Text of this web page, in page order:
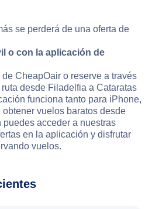
se perderá de una oferta de
o con la aplicación de
CheapOair o reserve a través
desde Filadelfia a Cataratas
funciona tanto para iPhone,
vuelos baratos desde
acceder a nuestras
en la aplicación y disfrutar
vuelos.